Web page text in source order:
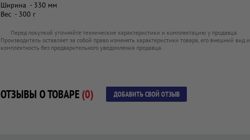
Ширина - 330 мм
Вес - 300 г
Перед покупкой уточняйте технические характеристики и комплектацию у продавца.
Производитель оставляет за собой право изменять характеристики товара, его внешний вид и
комплектность без предварительного уведомления продавца.
ОТЗЫВЫ О ТОВАРЕ (0) ДОБАВИТЬ СВОЙ ОТЗЫВ